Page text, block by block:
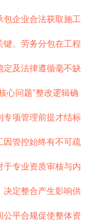
企业合法获取施工
键。劳务分包在工程
及法律遵循毫不缺
心问题”整改逻辑确
专项管理前提才结标
因管控始终有不可疏
专业资质审核与内
决定整合产生影响供
公平合规促使整体资